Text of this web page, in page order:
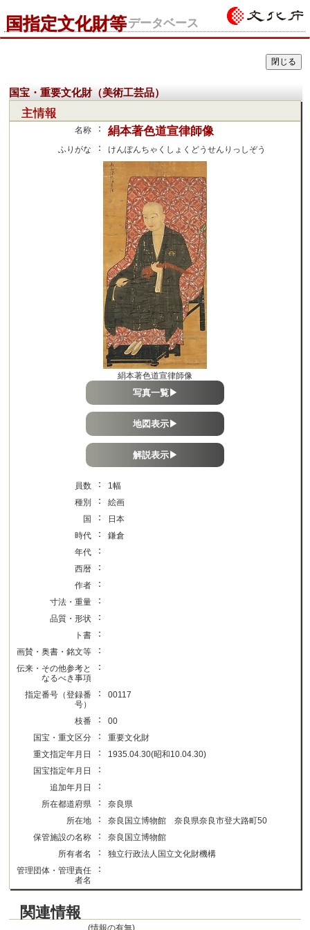
国指定文化財等データベース
国宝・重要文化財（美術工芸品）
主情報
名称 ： 絹本著色道宣律師像
ふりがな ： けんぽんちゃくしょくどうせんりっしぞう
絹本著色道宣律師像
写真一覧▶
地図表示▶
解説表示▶
員数 ：
1幅
種別
：
絵画
国
：
日本
時代
：
鎌倉
年代
：
西暦 ：
作者 ：
寸法・重量 ：
品質・形状 ：
ト書 ：
画賛・奥書・銘文等 ：
伝来・その他参考と
なるべき事項
：
指定番号（登録番
号）
： 00117
枝番 ：
00
国宝・重文区分
：
重要文化財
重文指定年月日
：
1935.04.30(昭和10.04.30)
国宝指定年月日
：
追加年月日 ：
所在都道府県 ：
奈良県
所在地
：
奈良国立博物館 奈良県奈良市登大路町50
保管施設の名称
：
奈良国立博物館
所有者名
：
独立行政法人国立文化財機構
管理団体・管理責任
者名
：
関連情報
(情報の有無)